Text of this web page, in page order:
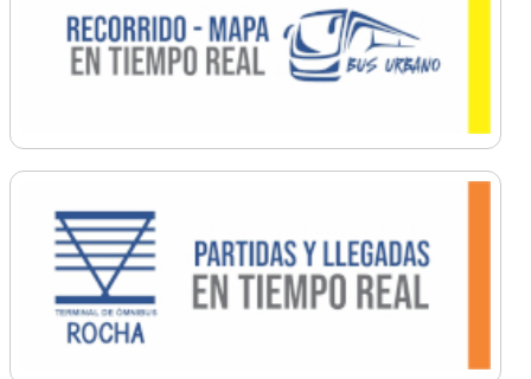
Ordenamiento
Promoción Social
Salud
Secretaría General